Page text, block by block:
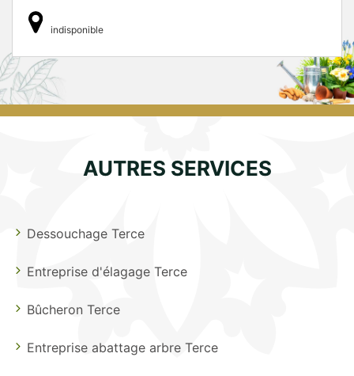
indisponible
AUTRES SERVICES
Dessouchage Terce
Entreprise d'élagage Terce
Bûcheron Terce
Entreprise abattage arbre Terce